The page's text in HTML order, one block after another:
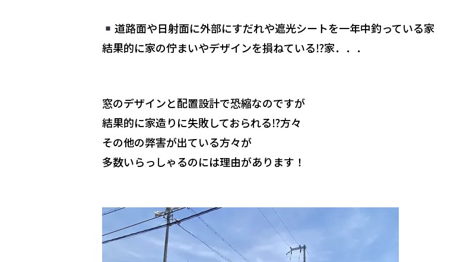
道路面や日射面に外部にすだれや遮光シートを一年中釣っている家
結果的に家の佇まいやデザインを損ねている⁉︎家．．．
窓のデザインと配置設計で恐縮なのですが
結果的に家造りに失敗しておられる⁉︎方々
その他の弊害が出ている方々が
多数いらっしゃるのには理由があります！